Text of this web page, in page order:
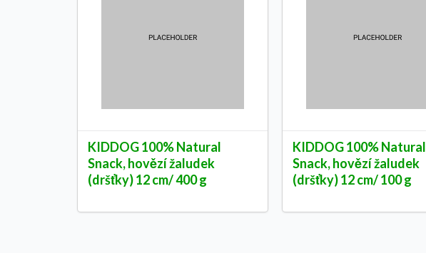
KIDDOG 100% Natural
Snack, hovězí žaludek
(dršťky) 12 cm/ 400 g
KIDDOG 100% Natural
Snack, hovězí žaludek
(dršťky) 12 cm/ 100 g